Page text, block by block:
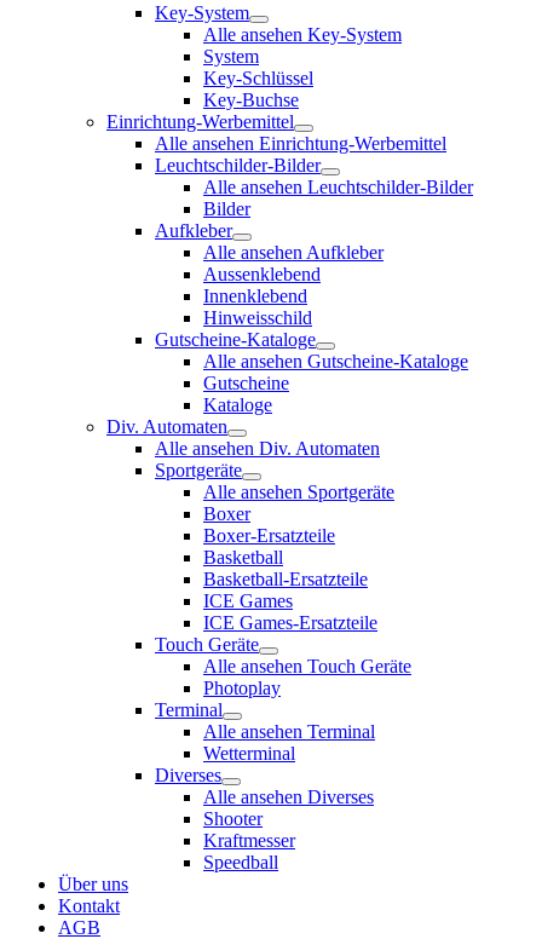
Key-System
Alle ansehen Key-System
System
Key-Schlüssel
Key-Buchse
Einrichtung-Werbemittel
Alle ansehen Einrichtung-Werbemittel
Leuchtschilder-Bilder
Alle ansehen Leuchtschilder-Bilder
Bilder
Aufkleber
Alle ansehen Aufkleber
Aussenklebend
Innenklebend
Hinweisschild
Gutscheine-Kataloge
Alle ansehen Gutscheine-Kataloge
Gutscheine
Kataloge
Div. Automaten
Alle ansehen Div. Automaten
Sportgeräte
Alle ansehen Sportgeräte
Boxer
Boxer-Ersatzteile
Basketball
Basketball-Ersatzteile
ICE Games
ICE Games-Ersatzteile
Touch Geräte
Alle ansehen Touch Geräte
Photoplay
Terminal
Alle ansehen Terminal
Wetterminal
Diverses
Alle ansehen Diverses
Shooter
Kraftmesser
Speedball
Über uns
Kontakt
AGB